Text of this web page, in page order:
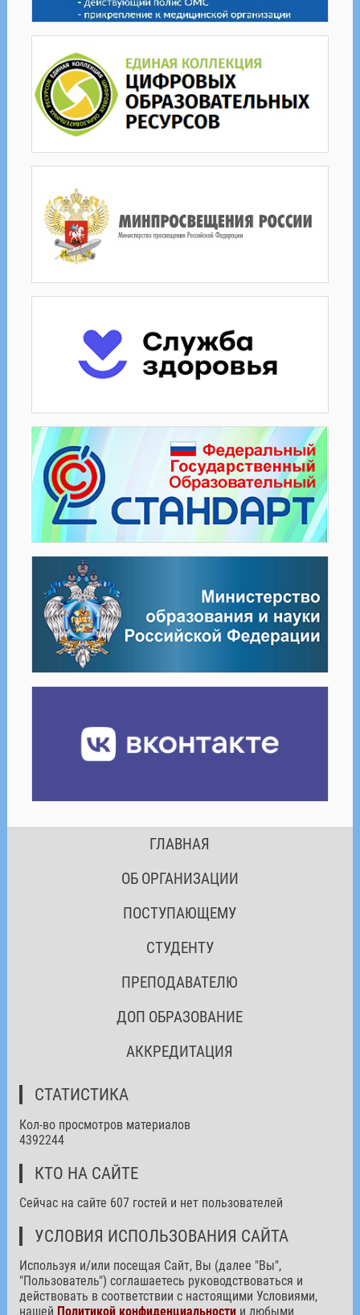
ГЛАВНАЯ
ОБ ОРГАНИЗАЦИИ
ПОСТУПАЮЩЕМУ
СТУДЕНТУ
ПРЕПОДАВАТЕЛЮ
ДОП ОБРАЗОВАНИЕ
АККРЕДИТАЦИЯ
СТАТИСТИКА
Кол-во просмотров материалов
4392244
КТО НА САЙТЕ
Сейчас на сайте 607 гостей и нет пользователей
УСЛОВИЯ ИСПОЛЬЗОВАНИЯ САЙТА
Используя и/или посещая Сайт, Вы (далее "Вы",
"Пользователь") соглашаетесь руководствоваться и
действовать в соответствии с настоящими Условиями,
нашей Политикой конфиденциальностии любыми